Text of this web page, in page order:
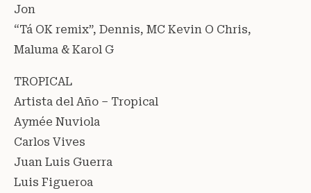
Jon
“Tá OK remix”, Dennis, MC Kevin O Chris,
Maluma & Karol G
TROPICAL
Artista del Año – Tropical
Aymée Nuviola
Carlos Vives
Juan Luis Guerra
Luis Figueroa